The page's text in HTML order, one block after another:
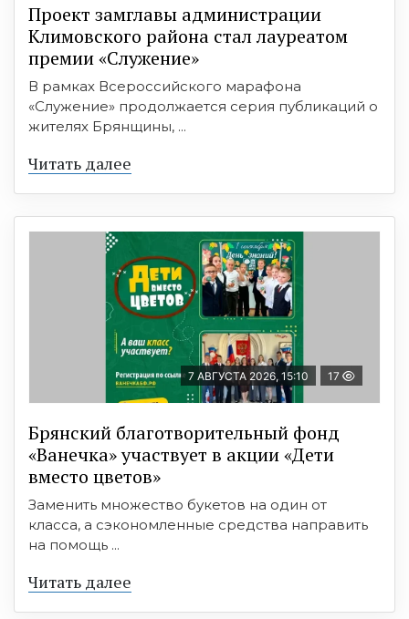
Проект замглавы администрации
Климовского района стал лауреатом
премии «Служение»
В рамках Всероссийского марафона
«Служение» продолжается серия публикаций о
жителях Брянщины, ...
Читать далее
7 АВГУСТА 2026, 15:10 17
Брянский благотворительный фонд
«Ванечка» участвует в акции «Дети
вместо цветов»
Заменить множество букетов на один от
класса, а сэкономленные средства направить
на помощь ...
Читать далее